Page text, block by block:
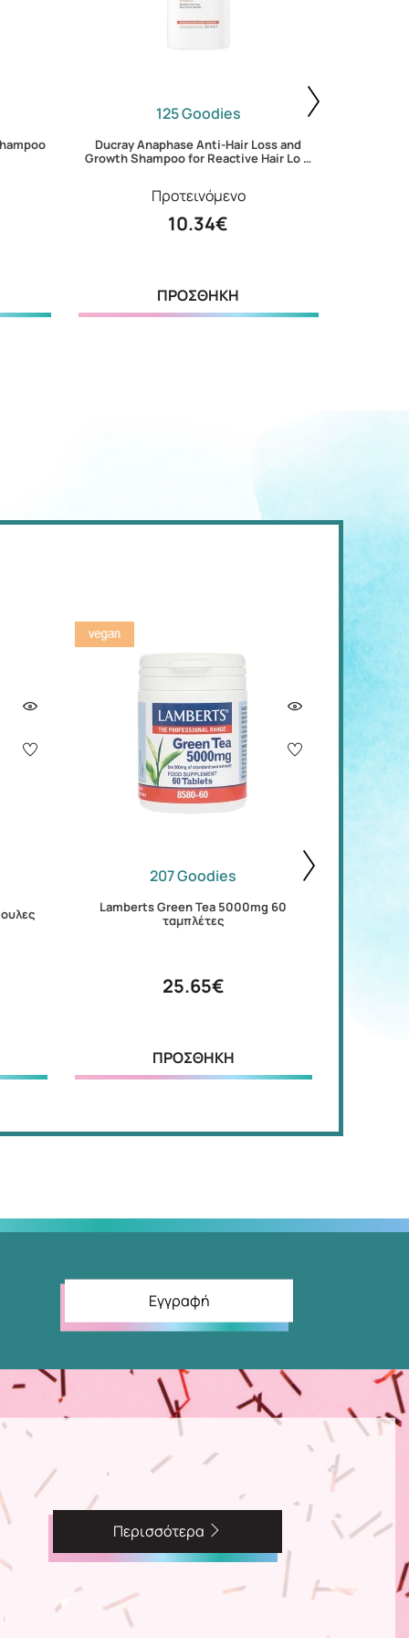
125 Goodies
Ducray Anaphase Anti-Hair Loss and
Growth Shampoo for Reactive Hair Lo …
Προτεινόμενο
10.34€
ΠΡΟΣΘΗΚΗ
207 Goodies
Lamberts Green Tea 5000mg 60
ταμπλέτες
25.65€
ΠΡΟΣΘΗΚΗ
Εγγραφή
Περισσότερα